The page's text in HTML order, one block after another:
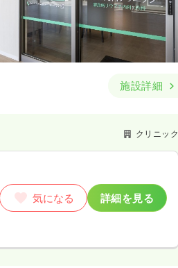
施設詳細
クリニック
気になる 詳細を見る